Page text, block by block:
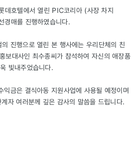
데호텔에서 열린 PIC코리아 (사장 차지
경매를 진행하였습니다.
진행으로 열린 본 행사에는 우리단체의 친
보대사인 최수종씨가 참석하여 자신의 애장품
빛내주었습니다.
익금은 결식아동 지원사업에 사용될 예정이며
자 여러분께 깊은 감사의 말씀을 드립니다.